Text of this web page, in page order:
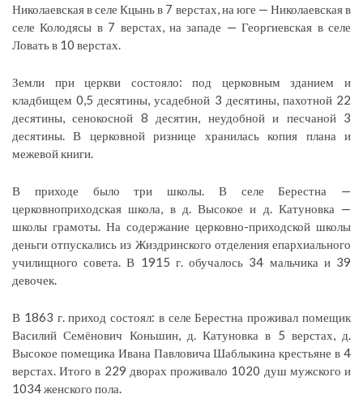
Николаевская в селе Кцынь в 7 верстах, на юге — Николаевская в
селе Колодясы в 7 верстах, на западе — Георгиевская в селе
Ловать в 10 верстах.
Земли при церкви состояло: под церковным зданием и
кладбищем 0,5 десятины, усадебной 3 десятины, пахотной 22
десятины, сенокосной 8 десятин, неудобной и песчаной 3
десятины. В церковной ризнице хранилась копия плана и
межевой книги.
В приходе было три школы. В селе Берестна —
церковноприходская школа, в д. Высокое и д. Катуновка —
школы грамоты. На содержание церковно-приходской школы
деньги отпускались из Жиздринского отделения епархиального
училищного совета. В 1915 г. обучалось 34 мальчика и 39
девочек.
В 1863 г. приход состоял: в селе Берестна проживал помещик
Василий Семёнович Коньшин, д. Катуновка в 5 верстах, д.
Высокое помещика Ивана Павловича Шаблыкина крестьяне в 4
верстах. Итого в 229 дворах проживало 1020 душ мужского и
1034 женского пола.